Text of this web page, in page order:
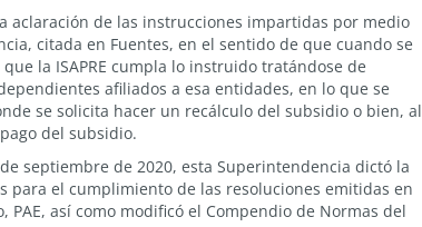
aclaración de las instrucciones impartidas por medio
citada en Fuentes, en el sentido de que cuando se
la ISAPRE cumpla lo instruido tratándose de
afiliados a esa entidades, en lo que se
se solicita hacer un recálculo del subsidio o bien, al
del subsidio.
septiembre de 2020, esta Superintendencia dictó la
para el cumplimiento de las resoluciones emitidas en
así como modificó el Compendio de Normas del